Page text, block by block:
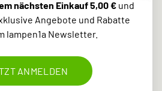
nächsten Einkauf 5,00 €und
Angebote und Rabatte
lampen1a Newsletter.
ANMELDEN